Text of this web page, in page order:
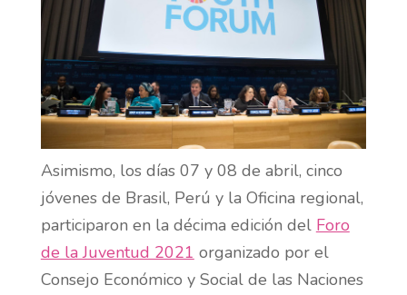
Asimismo, los días 07 y 08 de abril, cinco
jóvenes de Brasil, Perú y la Oficina regional,
participaron en la décima edición del Foro
de la Juventud 2021 organizado por el
Consejo Económico y Social de las Naciones